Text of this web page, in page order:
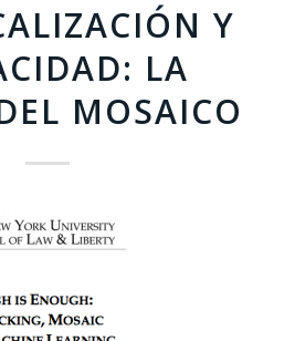
Y
LA
MOSAICO